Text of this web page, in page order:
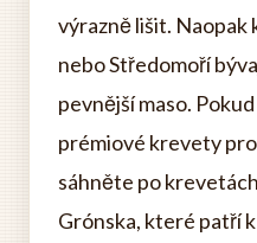
výrazně lišit.
nebo Středomoří
pevnější maso.
prémiové krevety
sáhněte po
Grónska, které patří